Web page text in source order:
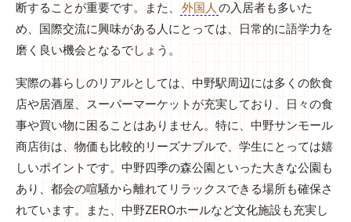
断することが重要です。また、
外国人 の入居者も多いた
め、国際交流に興味がある人にとっては、日常的に語学力を
磨く良い機会となるでしょう。
実際の暮らしのリアルとしては、中野駅周辺には多くの飲食
店や居酒屋、スーパーマーケットが充実しており、日々の食
事や買い物に困ることはありません。特に、中野サンモール
商店街は、物価も比較的リーズナブルで、学生にとっては嬉
しいポイントです。中野四季の森公園といった大きな公園も
あり、都会の喧騒から離れてリラックスできる場所も確保さ
れています。また、中野ZEROホールなど文化施設も充実し